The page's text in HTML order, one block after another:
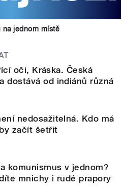
na jednom místě
oči, Kráska. Česká
dostává od indiánů různá
nedosažitelná. Kdo má
začít šetřit
komunismus v jednom?
mnichy i rudé prapory